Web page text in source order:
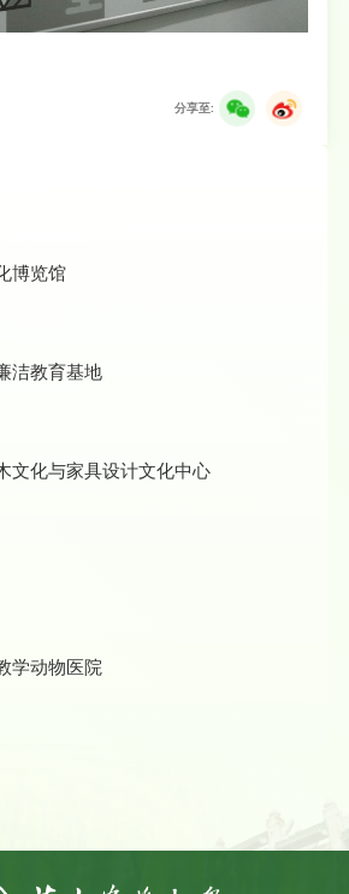
分享至:
博览馆
洁教育基地
文化与家具设计文化中心
学动物医院